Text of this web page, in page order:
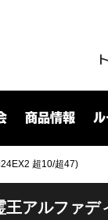
商品情報
超10/超47)
王アルファデ